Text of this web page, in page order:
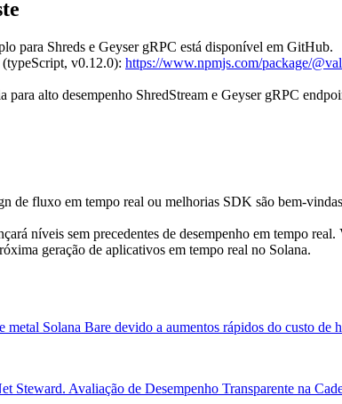
para Shreds e Geyser gRPC está disponível em GitHub.
v0.12.0): https://www.npmjs.com/package/
para alto desempenho ShredStream e Geyser gRPC
de fluxo em tempo real ou melhorias SDK são bem-
níveis sem precedentes de desempenho em tempo
geração de aplicativos em tempo real no Solana.
Solana Bare devido a aumentos rápidos do custo de
Avaliação de Desempenho Transparente na